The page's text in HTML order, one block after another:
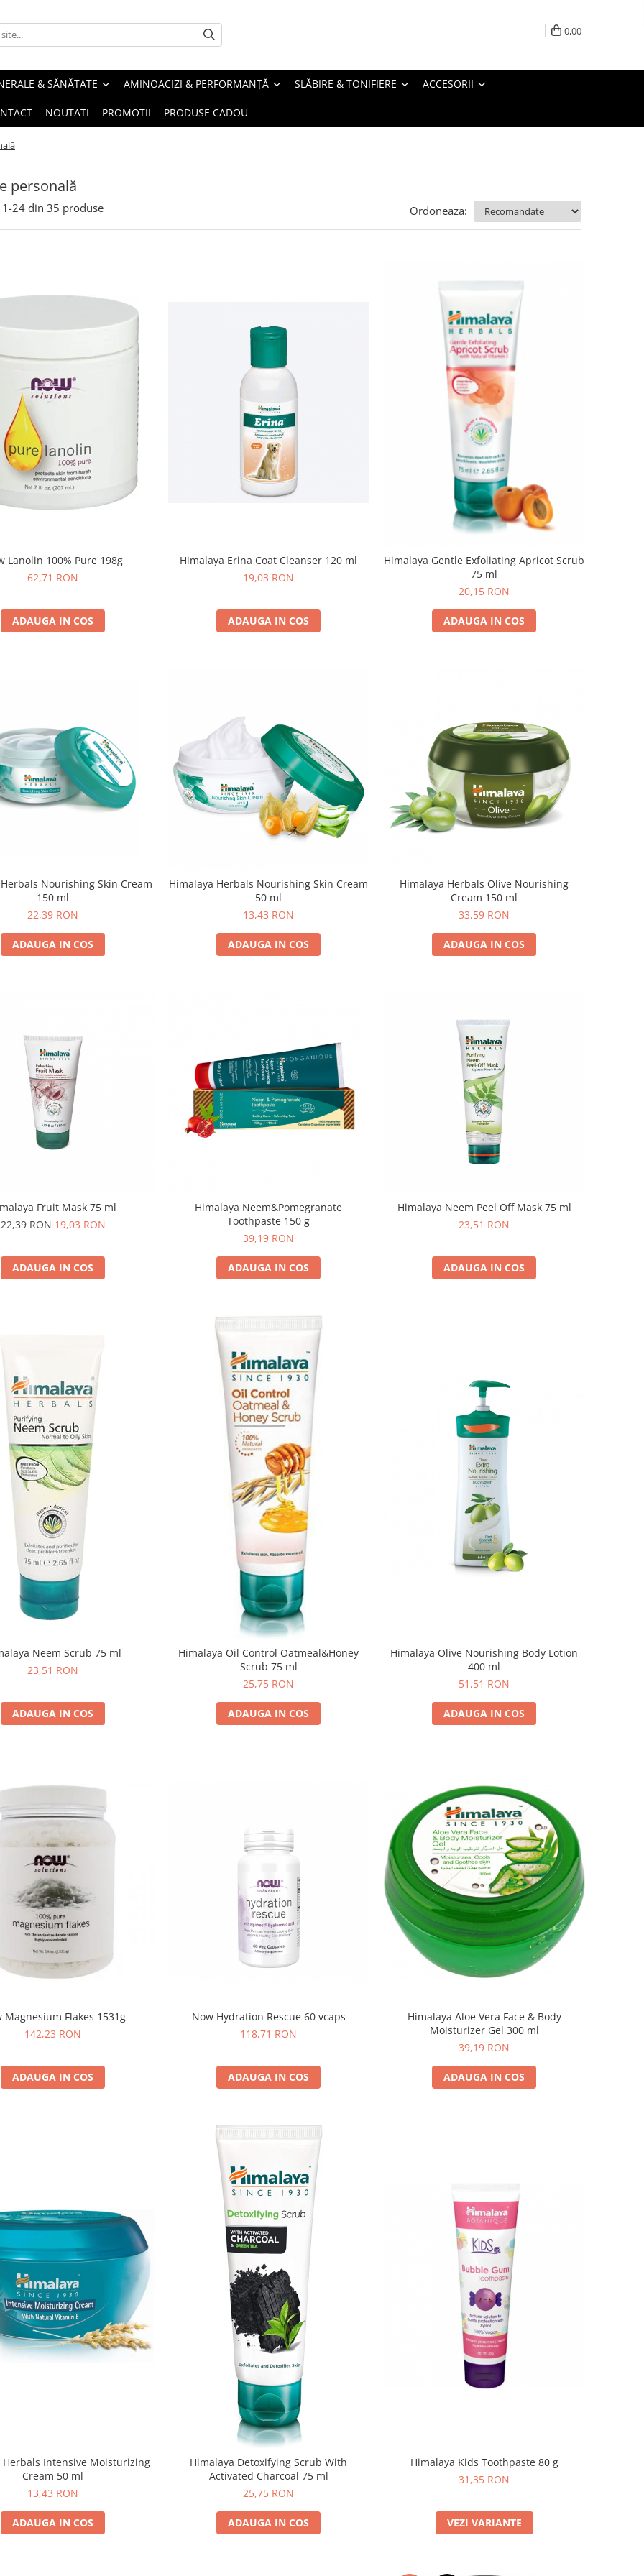
0,00
& SĂNĂTATE AMINOACIZI & PERFORMANȚĂ SLĂBIRE & TONIFIERE ACCESORII
NOUTATI PROMOTII PRODUSE CADOU
personală
1-24 din 35 produse Ordoneaza:
Lanolin 100% Pure 198g
62,71 RON
ADAUGA IN COS
Himalaya Erina Coat Cleanser 120 ml
19,03 RON
ADAUGA IN COS
Himalaya Gentle Exfoliating Apricot Scrub
75 ml
20,15 RON
ADAUGA IN COS
Nourishing Skin Cream
150 ml
22,39 RON
ADAUGA IN COS
Himalaya Herbals Nourishing Skin Cream
50 ml
13,43 RON
ADAUGA IN COS
Himalaya Herbals Olive Nourishing
Cream 150 ml
33,59 RON
ADAUGA IN COS
Fruit Mask 75 ml
22,39 RON19,03 RON
ADAUGA IN COS
Himalaya Neem&Pomegranate
Toothpaste 150 g
39,19 RON
ADAUGA IN COS
Himalaya Neem Peel Off Mask 75 ml
23,51 RON
ADAUGA IN COS
Neem Scrub 75 ml
23,51 RON
ADAUGA IN COS
Himalaya Oil Control Oatmeal&Honey
Scrub 75 ml
25,75 RON
ADAUGA IN COS
Himalaya Olive Nourishing Body Lotion
400 ml
51,51 RON
ADAUGA IN COS
Magnesium Flakes 1531g
142,23 RON
ADAUGA IN COS
Now Hydration Rescue 60 vcaps
118,71 RON
ADAUGA IN COS
Himalaya Aloe Vera Face & Body
Moisturizer Gel 300 ml
39,19 RON
ADAUGA IN COS
Herbals Intensive Moisturizing
Cream 50 ml
13,43 RON
ADAUGA IN COS
Himalaya Detoxifying Scrub With
Activated Charcoal 75 ml
25,75 RON
ADAUGA IN COS
Himalaya Kids Toothpaste 80 g
31,35 RON
VEZI VARIANTE